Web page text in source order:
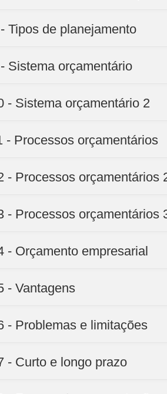
Tipos de planejamento
Sistema orçamentário
- Sistema orçamentário 2
- Processos orçamentários
- Processos orçamentários
- Processos orçamentários
- Orçamento empresarial
- Vantagens
- Problemas e limitações
- Curto e longo prazo